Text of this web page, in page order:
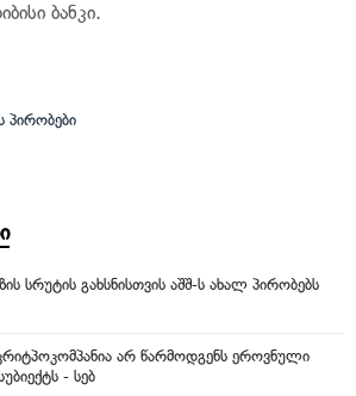
ბანკი.
პირობები
სრუტის გახსნისთვის აშშ-ს ახალ პირობებს
არ წარმოდგენს ეროვნული
- სებ